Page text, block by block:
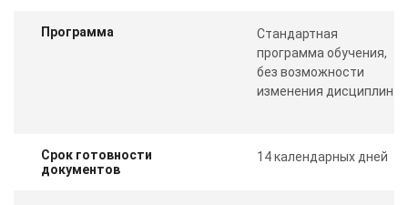
Программа
Стандартная
программа обучения,
без возможности
изменения дисциплин
Срок готовности
документов
14 календарных дней